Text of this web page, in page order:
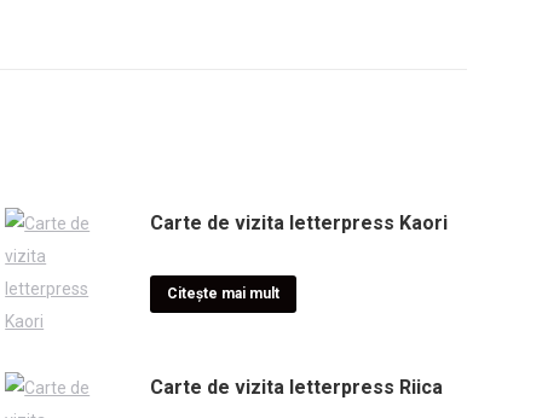
Carte de vizita letterpress Kaori
Citește mai mult
Carte de vizita letterpress Riica